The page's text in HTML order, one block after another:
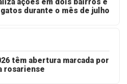
durante o mês de julho
têm abertura marcada por
rosariense